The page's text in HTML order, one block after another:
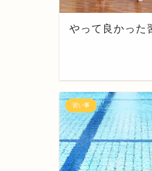
やって良かった
習い事